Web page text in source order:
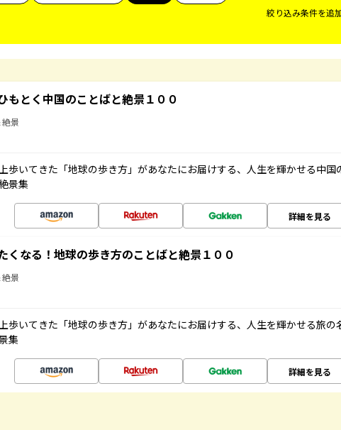
絞り込み条件を追
もとく中国のことばと絶景１００
景
歩いてきた「地球の歩き方」があなたにお届けする、人生を輝かせる中国
景集
詳細を見る
くなる！地球の歩き方のことばと絶景１００
景
歩いてきた「地球の歩き方」があなたにお届けする、人生を輝かせる旅の
集
詳細を見る